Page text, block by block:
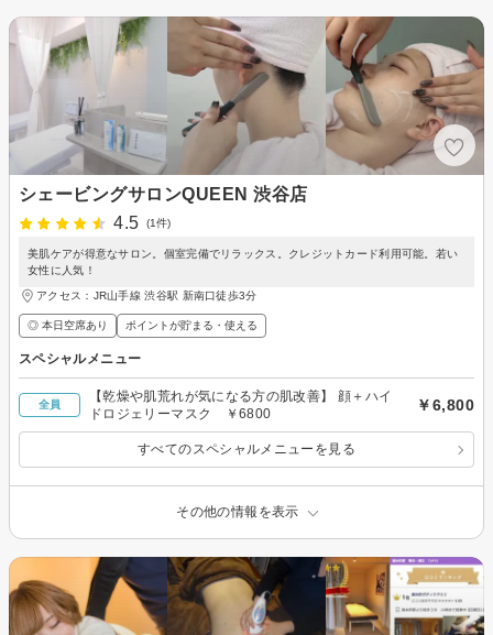
シェービングサロンQUEEN 渋谷店
4.5
(1件)
美肌ケアが得意なサロン。個室完備でリラックス。クレジットカード利用可能。若い
女性に人気！
アクセス：JR山手線 渋谷駅 新南口徒歩3分
◎ 本日空席あり ポイントが貯まる・使える
スペシャルメニュー
全員
【乾燥や肌荒れが気になる方の肌改善】 顔＋ハイ
ドロジェリーマスク ￥6800
￥6,800
すべてのスペシャルメニューを見る
その他の情報を表示